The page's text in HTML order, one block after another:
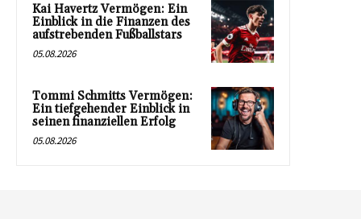
Kai Havertz Vermögen: Ein
Einblick in die Finanzen des
aufstrebenden Fußballstars
05.08.2026
Tommi Schmitts Vermögen:
Ein tiefgehender Einblick in
seinen finanziellen Erfolg
05.08.2026